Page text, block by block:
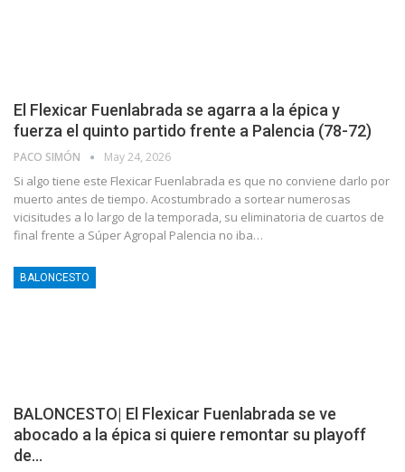
El Flexicar Fuenlabrada se agarra a la épica y
fuerza el quinto partido frente a Palencia (78-72)
PACO SIMÓN May 24, 2026
Si algo tiene este Flexicar Fuenlabrada es que no conviene darlo por
muerto antes de tiempo. Acostumbrado a sortear numerosas
vicisitudes a lo largo de la temporada, su eliminatoria de cuartos de
final frente a Súper Agropal Palencia no iba…
BALONCESTO
BALONCESTO| El Flexicar Fuenlabrada se ve
abocado a la épica si quiere remontar su playoff
de…